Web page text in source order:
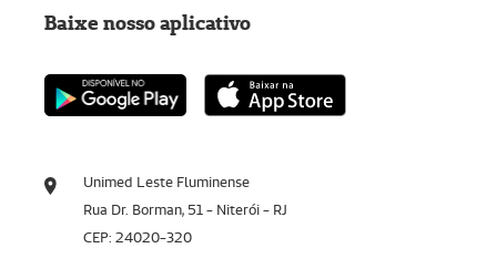
Unimed Leste Fluminense
Rua Dr. Borman, 51 - Niterói - RJ
CEP: 24020-320
Baixe nosso aplicativo